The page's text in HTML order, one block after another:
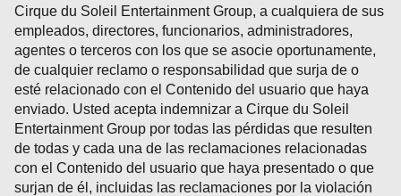
Cirque du Soleil Entertainment Group, a cualquiera de sus
empleados, directores, funcionarios, administradores,
agentes o terceros con los que se asocie oportunamente,
de cualquier reclamo o responsabilidad que surja de o
esté relacionado con el Contenido del usuario que haya
enviado. Usted acepta indemnizar a Cirque du Soleil
Entertainment Group por todas las pérdidas que resulten
de todas y cada una de las reclamaciones relacionadas
con el Contenido del usuario que haya presentado o que
surjan de él, incluidas las reclamaciones por la violación